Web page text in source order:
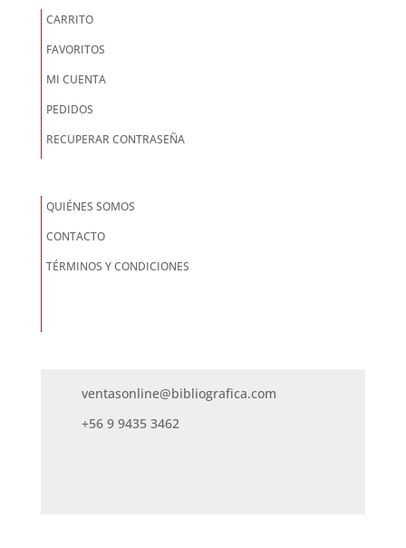
CARRITO
FAVORITOS
MI CUENTA
PEDIDOS
RECUPERAR CONTRASEÑA
QUIÉNES SOMOS
CONTACTO
TÉRMINOS Y CONDICIONES
ventasonline@bibliografica.com
+56 9 9435 3462